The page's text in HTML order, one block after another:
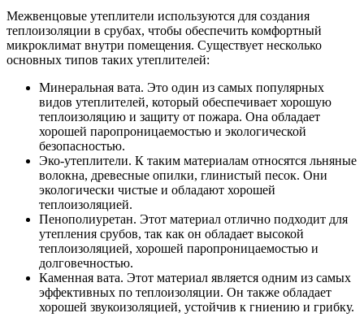
Межвенцовые утеплители используются для создания
теплоизоляции в срубах, чтобы обеспечить комфортный
микроклимат внутри помещения. Существует несколько
основных типов таких утеплителей:
Минеральная вата. Это один из самых популярных
видов утеплителей, который обеспечивает хорошую
теплоизоляцию и защиту от пожара. Она обладает
хорошей паропроницаемостью и экологической
безопасностью.
Эко-утеплители. К таким материалам относятся льняные
волокна, древесные опилки, глинистый песок. Они
экологически чистые и обладают хорошей
теплоизоляцией.
Пенополиуретан. Этот материал отлично подходит для
утепления срубов, так как он обладает высокой
теплоизоляцией, хорошей паропроницаемостью и
долговечностью.
Каменная вата. Этот материал является одним из самых
эффективных по теплоизоляции. Он также обладает
хорошей звукоизоляцией, устойчив к гниению и грибку.